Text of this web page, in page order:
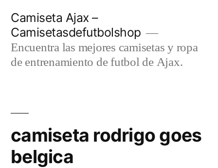
contenido
Camiseta Ajax –
Camisetasdefutbolshop
Encuentra las mejores camisetas y ropa
de entrenamiento de futbol de Ajax.
camiseta rodrigo goes
belgica